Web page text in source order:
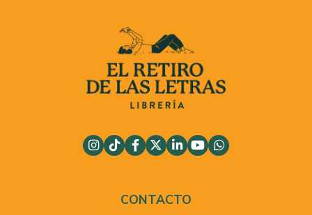
CONTACTO